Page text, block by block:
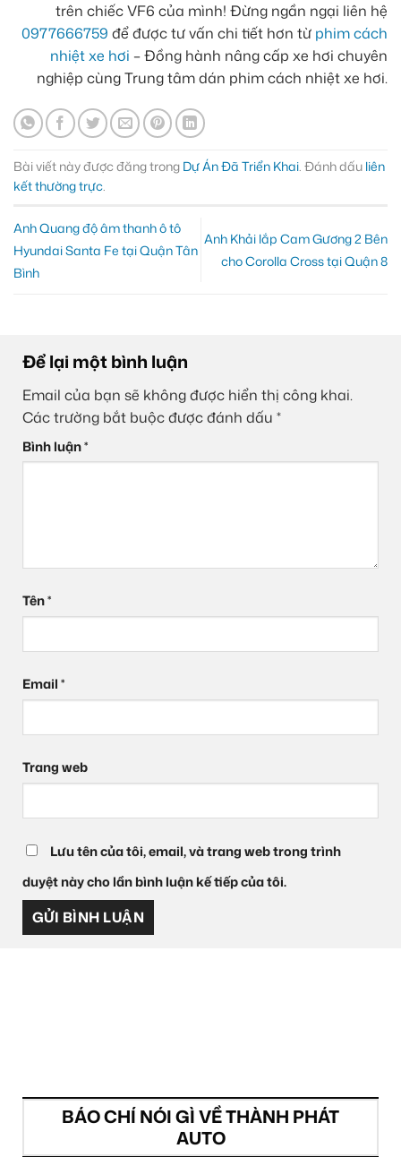
trên chiếc VF6 của mình! Đừng ngần ngại liên hệ
0977666759 để được tư vấn chi tiết hơn từ phim cách
nhiệt xe hơi – Đồng hành nâng cấp xe hơi chuyên
nghiệp cùng Trung tâm dán phim cách nhiệt xe hơi.
Bài viết này được đăng trong Dự Án Đã Triển Khai. Đánh dấu liên
kết thường trực.
Anh Quang độ âm thanh ô tô
Hyundai Santa Fe tại Quận Tân
Bình
Anh Khải lắp Cam Gương 2 Bên
cho Corolla Cross tại Quận 8
Để lại một bình luận
Email của bạn sẽ không được hiển thị công khai.
Các trường bắt buộc được đánh dấu *
Bình luận*
Tên*
Email*
Trang web
Lưu tên của tôi, email, và trang web trong trình
duyệt này cho lần bình luận kế tiếp của tôi.
BÁO CHÍ NÓI GÌ VỀ THÀNH PHÁT
AUTO